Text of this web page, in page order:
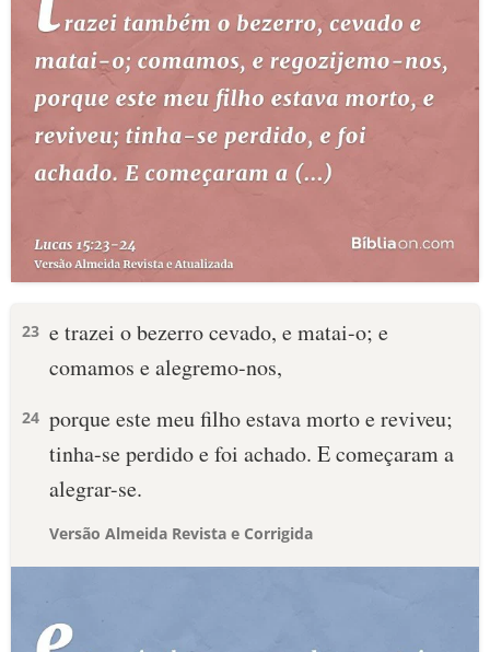
23 e trazei o bezerro cevado, e matai-o; e
comamos e alegremo-nos,
24 porque este meu filho estava morto e reviveu;
tinha-se perdido e foi achado. E começaram a
alegrar-se.
Versão Almeida Revista e Corrigida